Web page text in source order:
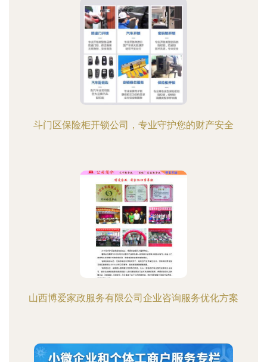
斗门区保险柜开锁公司，专业守护您的财产安全
山西博爱家政服务有限公司企业咨询服务优化方案